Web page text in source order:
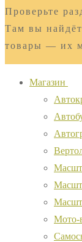
Проверьте
Там вы
товары — их
Магазин
Мото-